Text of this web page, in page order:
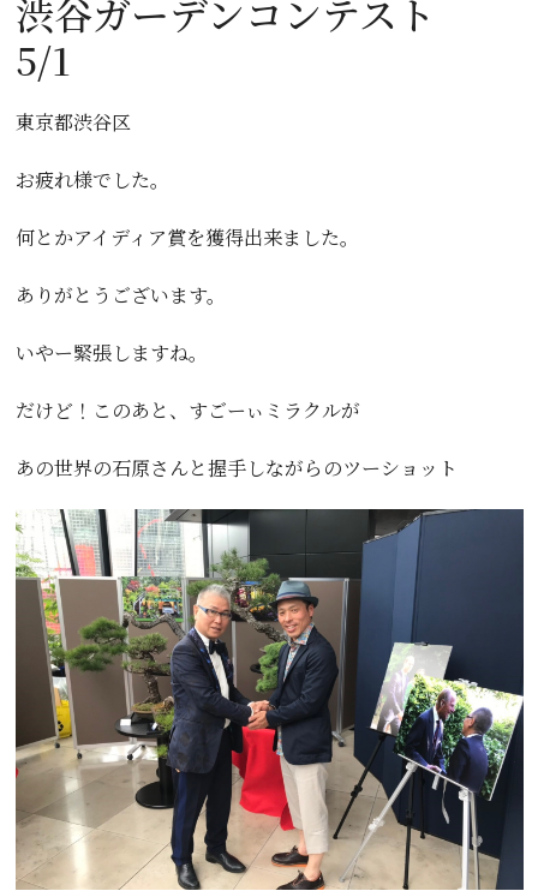
渋谷ガーデンコンテスト
5/1
東京都渋谷区
お疲れ様でした。
何とかアイディア賞を獲得出来ました。
ありがとうございます。
いやー緊張しますね。
だけど！このあと、すごーぃミラクルが
あの世界の石原さんと握手しながらのツーショット